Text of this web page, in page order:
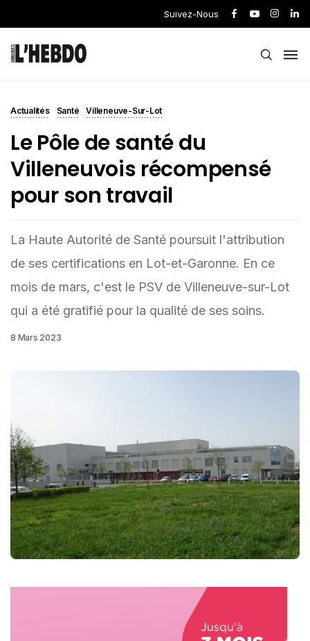
Suivez-Nous
Actualités Santé Villeneuve-Sur-Lot
Le Pôle de santé du
Villeneuvois récompensé
pour son travail
La Haute Autorité de Santé poursuit l'attribution
de ses certifications en Lot-et-Garonne. En ce
mois de mars, c'est le PSV de Villeneuve-sur-Lot
qui a été gratifié pour la qualité de ses soins.
8 Mars 2023